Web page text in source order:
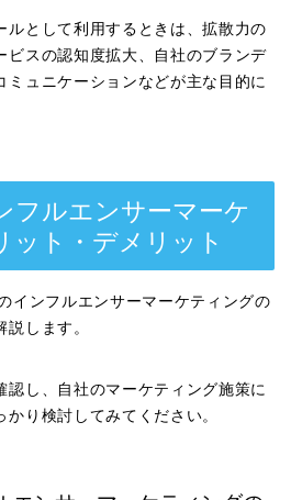
ルとして利用するときは、拡散力の
ビスの認知度拡大、自社のブランデ
ミュニケーションなどが主な目的に
フルエンサーマーケ
ット・デメリット
インフルエンサーマーケティングの
します。
認し、自社のマーケティング施策に
り検討してみてください。